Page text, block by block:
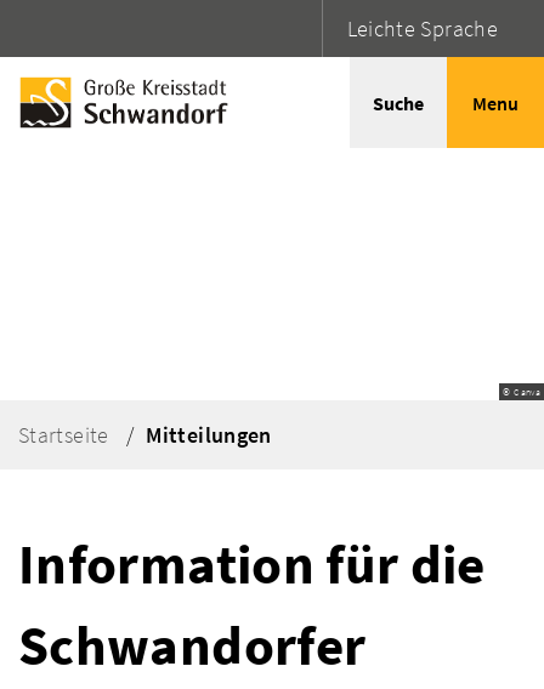
Leichte Sprache
Suche Menu
© Canva
Startseite Mitteilungen
Information für die
Schwandorfer